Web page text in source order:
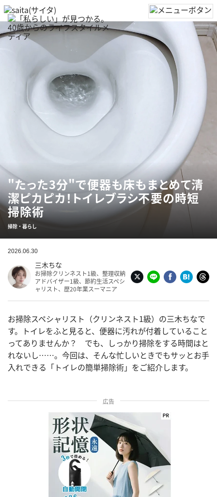
"たった3分"で便器も床もまとめて清
潔ピカピカ！トイレブラシ不要の時短
掃除術
掃除・暮らし
2026.06.30
三木ちな
お掃除クリンネスト1級、整理収納
アドバイザー1級、節約生活スペシ
ャリスト、歴20年業スーマニア
お掃除スペシャリスト（クリンネスト1級）の三木ちなで
す。トイレをふと見ると、便器に汚れが付着していること
ってありませんか？ でも、しっかり掃除をする時間はと
れないし……。今回は、そんな忙しいときでもサッとお手
入れできる「トイレの簡単掃除術」をご紹介します。
広告